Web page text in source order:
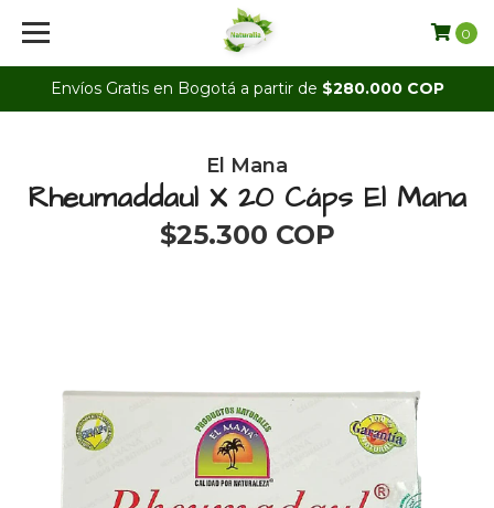
Envíos Gratis en Bogotá a partir de $280.000 COP
0
El Mana
Rheumaddaul X 20 Cáps El Mana
$25.300 COP